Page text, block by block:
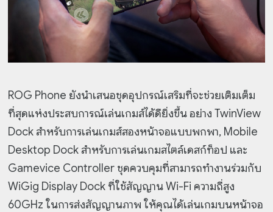
ROG Phone ยังนำเสนอชุดอุปกรณ์เสริมที่จะช่วยเติมเต็ม
ที่สุดแห่งประสบการณ์เล่นเกมส์ได้ดียิ่งขึ้น อย่าง TwinView
Dock สำหรับการเล่นเกมส์สองหน้าจอแบบพกพา, Mobile
Desktop Dock สำหรับการเล่นเกมสไตล์เดสก์ท็อป และ
Gamevice Controller ชุดควบคุมที่สามารถทำงานร่วมกับ
WiGig Display Dock ที่ใช้สัญญาน Wi-Fi ความถี่สูง
60GHz ในการส่งสัญญานภาพ ให้คุณได้เล่นเกมบนหน้าจอ